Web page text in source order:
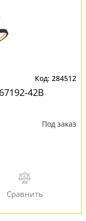
284512
42B
Под заказ